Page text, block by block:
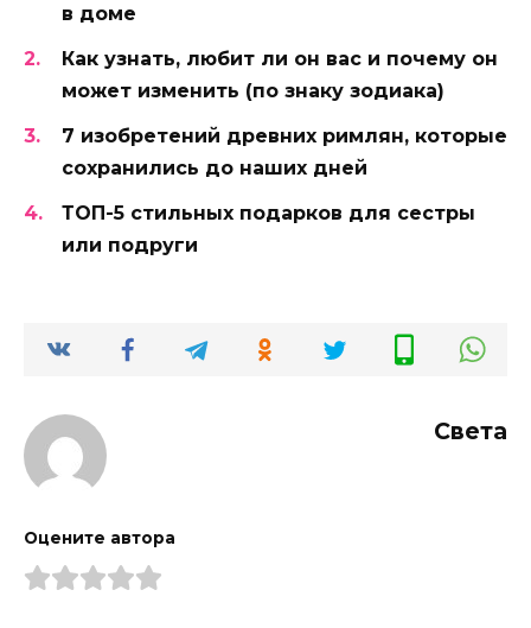
в доме
Как узнать, любит ли он вас и почему он
может изменить (по знаку зодиака)
7 изобретений древних римлян, которые
сохранились до наших дней
ТОП-5 стильных подарков для сестры
или подруги
Света
Оцените автора